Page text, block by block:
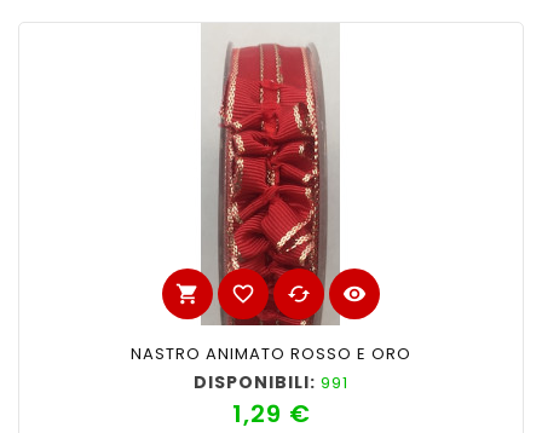
shopping_cart favorite_border cached visibility
NASTRO ANIMATO ROSSO E ORO
DISPONIBILI: 991
1,29 €Prezzo